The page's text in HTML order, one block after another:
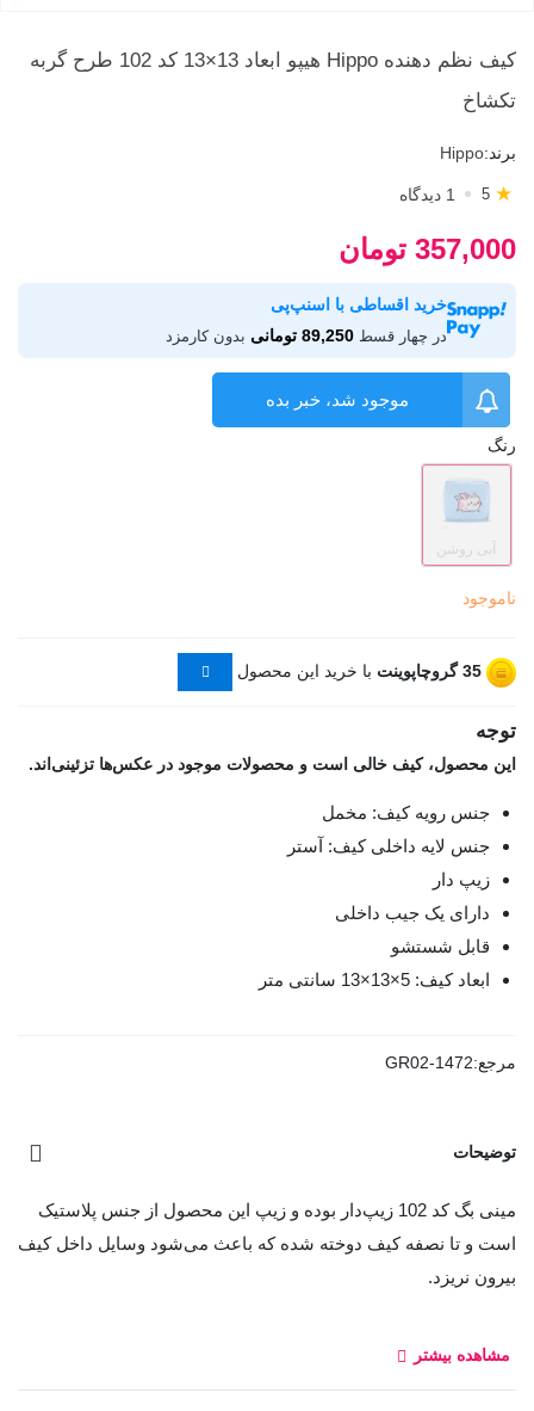
کیف نظم دهنده Hippo هیپو ابعاد 13×13 کد 102 طرح گربه
تکشاخ
برند:Hippo
5 ★ 1 دیدگاه
357,000 تومان
خرید اقساطی با اسنپ‌پی
در چهار قسط 89,250 تومانی بدون کارمزد
موجود شد، خبر بده
رنگ
آبی روشن
ناموجود
35گروچاپوینت با خرید این محصول
توجه
این محصول، کیف خالی است و محصولات موجود در عکس‌ها تزئینی‌اند.
جنس رویه کیف: مخمل
جنس لایه داخلی کیف: آستر
زیپ دار
دارای یک جیب داخلی
قابل شستشو
ابعاد کیف: 5×13×13 سانتی متر
مرجع:GR02-1472
توضیحات
مینی بگ کد 102 زیپ‌دار بوده و زیپ این محصول از جنس پلاستیک
است و تا نصفه کیف دوخته شده که باعث می‌شود وسایل داخل کیف
بیرون نریزد.
مشاهده بیشتر